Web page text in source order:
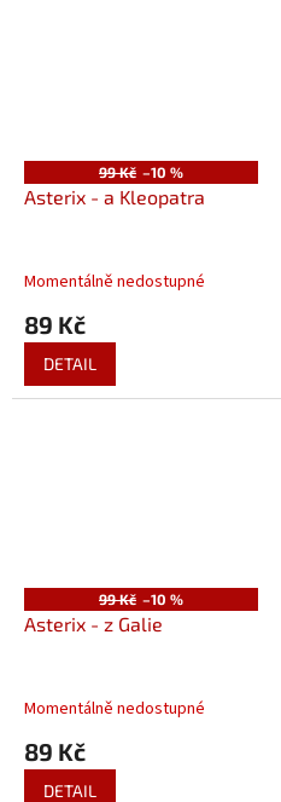
99 Kč –10 %
Asterix - a Kleopatra
Momentálně nedostupné
89 Kč
DETAIL
99 Kč –10 %
Asterix - z Galie
Momentálně nedostupné
89 Kč
DETAIL